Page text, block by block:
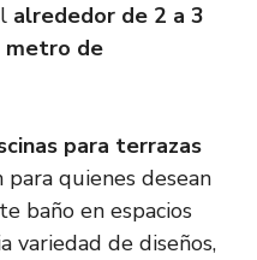
alrededor de 2 a 3
metro de
para terrazas
quienes desean
baño en espacios
variedad de diseños,